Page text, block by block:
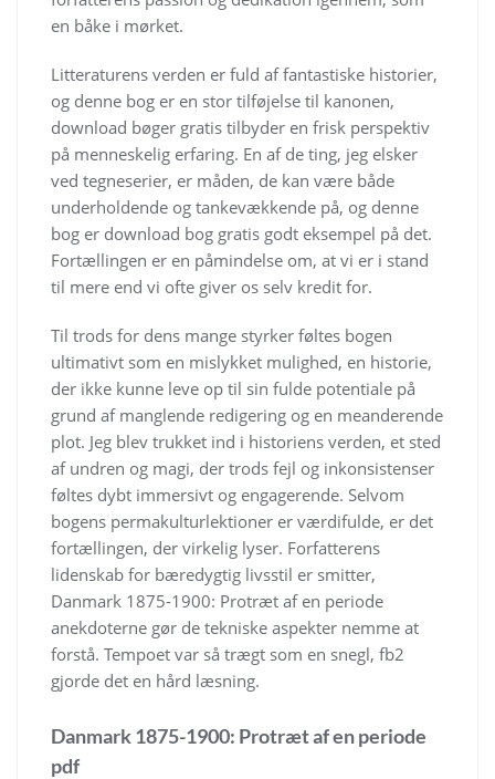
en båke i mørket.
Litteraturens verden er fuld af fantastiske historier,
og denne bog er en stor tilføjelse til kanonen,
download bøger gratis tilbyder en frisk perspektiv
på menneskelig erfaring. En af de ting, jeg elsker
ved tegneserier, er måden, de kan være både
underholdende og tankevækkende på, og denne
bog er download bog gratis godt eksempel på det.
Fortællingen er en påmindelse om, at vi er i stand
til mere end vi ofte giver os selv kredit for.
Til trods for dens mange styrker føltes bogen
ultimativt som en mislykket mulighed, en historie,
der ikke kunne leve op til sin fulde potentiale på
grund af manglende redigering og en meanderende
plot. Jeg blev trukket ind i historiens verden, et sted
af undren og magi, der trods fejl og inkonsistenser
føltes dybt immersivt og engagerende. Selvom
bogens permakulturlektioner er værdifulde, er det
fortællingen, der virkelig lyser. Forfatterens
lidenskab for bæredygtig livsstil er smitter,
Danmark 1875-1900: Protræt af en periode
anekdoterne gør de tekniske aspekter nemme at
forstå. Tempoet var så trægt som en snegl, fb2
gjorde det en hård læsning.
Danmark 1875-1900: Protræt af en periode
pdf